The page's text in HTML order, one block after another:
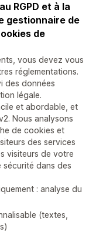
RGPD et à la
gestionnaire de
de
vous devez vous
réglementations.
des données
légale.
et abordable, et
Nous analysons
de cookies et
des services
visiteurs de votre
dans des
: analyse du
(textes,